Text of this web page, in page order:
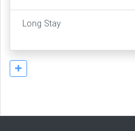
Long Stay